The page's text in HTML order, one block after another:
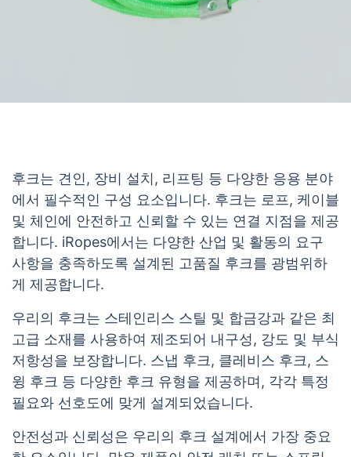
후크는 견인, 장비 설치, 리프팅 등 다양한 응용 분야
에서 필수적인 구성 요소입니다. 후크는 로프, 케이블
및 체인에 안전하고 신뢰할 수 있는 연결 지점을 제공
합니다. iRopes에서는 다양한 산업 및 활동의 요구
사항을 충족하도록 설계된 고품질 후크를 광범위하
게 제공합니다.
우리의 후크는 스테인리스 스틸 및 합금강과 같은 최
고급 소재를 사용하여 제조되어 내구성, 강도 및 부식
저항성을 보장합니다. 스냅 후크, 클레비스 후크, 스
윙 후크 등 다양한 후크 유형을 제공하며, 각각 특정
필요와 선호도에 맞게 설계되었습니다.
안전성과 신뢰성은 우리의 후크 설계에서 가장 중요